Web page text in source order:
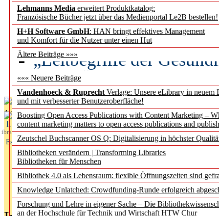
Lehmanns Media erweitert Produktkatalog:
Französische Bücher jetzt über das Medienportal Le2B bestellen!
H+H Software GmbH: HAN bringt effektives Management
und Komfort für die Nutzer unter einen Hut
Ältere Beiträge »»»
««« Neuere Beiträge
Vandenhoeck & Ruprecht Verlage: Unsere eLibrary in neuem
und mit verbesserter Benutzeroberfläche!
Boosting Open Access Publications with Content Marketing –
content marketing matters to open access publications and
Zeutschel Buchscanner OS Q: Digitalisierung in höchster
Bibliotheken verändern | Transforming Libraries
Bibliotheken für Menschen
Bibliothek 4.0 als Lebensraum: flexible Öffnungszeiten sind
Knowledge Unlatched: Crowdfunding-Runde erfolgreich
Forschung und Lehre in eigener Sache – Die
an der Hochschule für Technik und Wirtschaft HTW Chur
Künstliche Intelligenz
besser zu verstehen
„Leitbegriffe der
des BIÖG erscheinen
Aktuelles aus
L
ibrary
Essentials